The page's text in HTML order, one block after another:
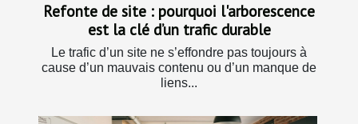
Refonte de site : pourquoi l'arborescence
est la clé d’un trafic durable
Le trafic d’un site ne s’effondre pas toujours à
cause d’un mauvais contenu ou d’un manque de
liens...